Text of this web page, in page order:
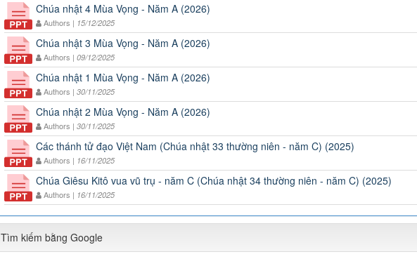
Chúa nhật 4 Mùa Vọng - Năm A (2026)
Authors | 15/12/2025
Chúa nhật 3 Mùa Vọng - Năm A (2026)
Authors | 09/12/2025
Chúa nhật 1 Mùa Vọng - Năm A (2026)
Authors | 30/11/2025
Chúa nhật 2 Mùa Vọng - Năm A (2026)
Authors | 30/11/2025
Các thánh tử đạo Việt Nam (Chúa nhật 33 thường niên - năm C) (2025)
Authors | 16/11/2025
Chúa Giêsu Kitô vua vũ trụ - năm C (Chúa nhật 34 thường niên - năm C) (2025)
Authors | 16/11/2025
Tìm kiếm bằng Google